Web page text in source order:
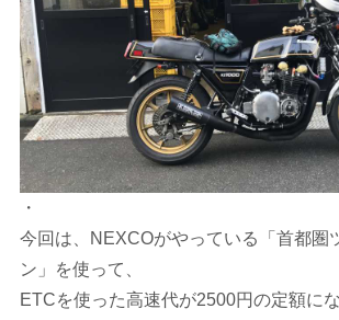
・
今回は、NEXCOがやっている「首都圏
ン」を使って、
ETCを使った高速代が2500円の定額に